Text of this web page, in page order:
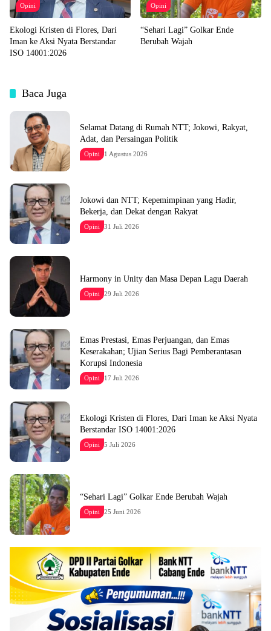
Opini
Ekologi Kristen di Flores, Dari
Iman ke Aksi Nyata Berstandar
ISO 14001:2026
Opini
“Sehari Lagi” Golkar Ende
Berubah Wajah
Baca Juga
Selamat Datang di Rumah NTT; Jokowi, Rakyat,
Adat, dan Persaingan Politik
Opini 1 Agustus 2026
Jokowi dan NTT; Kepemimpinan yang Hadir,
Bekerja, dan Dekat dengan Rakyat
Opini 31 Juli 2026
Harmony in Unity dan Masa Depan Lagu Daerah
Opini 29 Juli 2026
Emas Prestasi, Emas Perjuangan, dan Emas
Keserakahan; Ujian Serius Bagi Pemberantasan
Korupsi Indonesia
Opini 17 Juli 2026
Ekologi Kristen di Flores, Dari Iman ke Aksi Nyata
Berstandar ISO 14001:2026
Opini 5 Juli 2026
“Sehari Lagi” Golkar Ende Berubah Wajah
Opini 25 Juni 2026